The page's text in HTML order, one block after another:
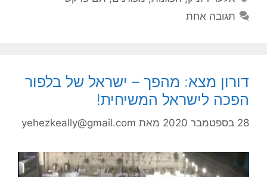
תגובה אחת
דורון מצא: מהפך – ישראל של בלפור
הפכה לישראל המשיחית!
28 בספטמבר 2020 מאת yehezkeally@gmail.com